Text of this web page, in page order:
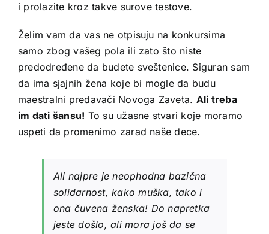
i prolazite kroz takve surove testove.
Želim vam da vas ne otpisuju na konkursima
samo zbog vašeg pola ili zato što niste
predodređene da budete sveštenice. Siguran sam
da ima sjajnih žena koje bi mogle da budu
maestralni predavači Novoga Zaveta. Ali treba
im dati šansu! To su užasne stvari koje moramo
uspeti da promenimo zarad naše dece.
Ali najpre je neophodna bazična
solidarnost, kako muška, tako i
ona čuvena ženska! Do napretka
jeste došlo, ali mora još da se